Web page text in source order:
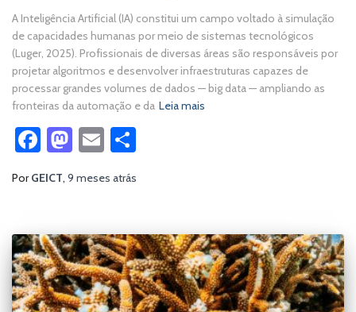
A Inteligência Artificial (IA) constitui um campo voltado à simulação
de capacidades humanas por meio de sistemas tecnológicos
(Luger, 2025). Profissionais de diversas áreas são responsáveis por
projetar algoritmos e desenvolver infraestruturas capazes de
processar grandes volumes de dados — big data — ampliando as
fronteiras da automação e da Leia mais
Facebook
Mastodon
Email
PorGEICT, 9 meses atrás